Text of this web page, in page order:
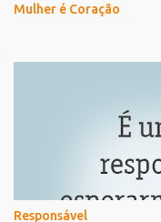
Mulher é Coração
Responsável